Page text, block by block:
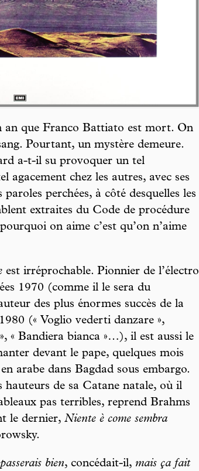
que Franco Battiato est mort. On
Pourtant, un mystère demeure.
a-t-il su provoquer un tel
agacement chez les autres, avec ses
perchées, à côté desquelles les
extraites du Code de procédure
on aime c’est qu’on n’aime
est irréprochable. Pionnier de l’électro
1970 (comme il le sera du
des plus énormes succès de la
(« Voglio vederti danzare »,
« Bandiera bianca »…), il est aussi le
devant le pape, quelques mois
arabe dans Bagdad sous embargo.
hauteurs de sa Catane natale, où il
pas terribles, reprend Brahms
le dernier, Niente è come sembra
bien, concédait-il, mais ça fait